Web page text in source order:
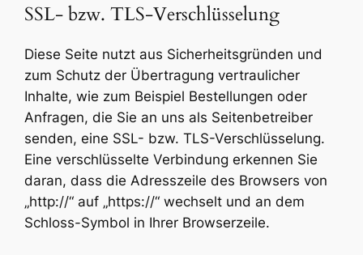
SSL- bzw. TLS-Verschlüsselung
Diese Seite nutzt aus Sicherheitsgründen und
zum Schutz der Übertragung vertraulicher
Inhalte, wie zum Beispiel Bestellungen oder
Anfragen, die Sie an uns als Seitenbetreiber
senden, eine SSL- bzw. TLS-Verschlüsselung.
Eine verschlüsselte Verbindung erkennen Sie
daran, dass die Adresszeile des Browsers von
„http://“ auf „https://“ wechselt und an dem
Schloss-Symbol in Ihrer Browserzeile.